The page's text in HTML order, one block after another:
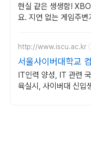
현실 같은 생생함!
요. 지연 없는 게임주변
http://www.iscu.ac.kr
서울사이버대학교
가을학기 신편입생
IT인력 양성, IT 관련
육실시, 사이버대 신입